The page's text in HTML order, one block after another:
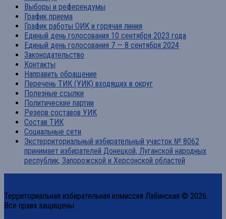
Выборы и референдумы
График приема
График работы ОИК и горячая линия
Единый день голосования 10 сентября 2023 года
Единый день голосования 7 — 8 сентября 2024
Законодательство
Контакты
Направить обращение
Перечень ТИК (УИК) входящих в округ
Полезные ссылки
Политические партии
Резерв составов УИК
Состав ТИК
Социальные сети
Экстерриториальный избирательный участок № 8062
принимает избирателей Донецкой, Луганской народных
республик, Запорожской и Херсонской областей
Территориальная избирательная комиссия Лабинская © 2026.
Все права защищены.